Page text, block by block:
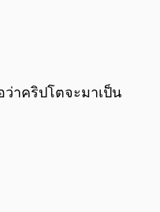
ว่าคริปโตจะมาเป็น